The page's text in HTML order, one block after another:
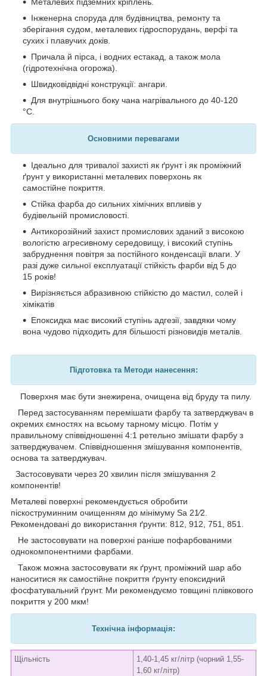
Металевих підземних кріплень.
Інженерна споруда для будівництва, ремонту та
зберігання судом, металевих гідроспорудань, верфі та
сухих і плавучих доків.
Причала й пірса, і водних естакад, а також мола
(гідротехнічна огорожа).
Швидковідвідні конструкції: ангари.
Для внутрішнього боку чана нагрівального до 40-120
°C.
Основними перевагами
Ідеально для тривалої захисті як ґрунт і як проміжний
ґрунт у використанні металевих поверхонь як
самостійне покриття.
Стійка фарба до сильних хімічних впливів у
будівельній промисловості.
Антикорозійний захист промислових зданий з високою
вологістю агресивному середовищу, і високий ступінь
забруднення повітря за постійного конденсації влаги. У
разі дуже сильної експлуатації стійкість фарби від 5 до
15 років!
Вирізняється абразивною стійкістю до мастил, солей і
хімікатів
Епоксидка має високий ступінь адгезії, завдяки чому
вона чудово підходить для більшості різновидів металів.
Підготовка та Методи нанесення:
Поверхня має бути знежирена, очищена від бруду та пилу.
Перед застосуванням перемішати фарбу та затверджувач в
окремих ємностях на всьому тарному місцю. Потім у
правильному співвідношенні 4:1 ретельно змішати фарбу з
затверджувачем. Співвідношення змішування компонентів,
основа та затверджувач.
Застосовувати через 20 хвилин після змішування 2
компонентів!
Металеві поверхні рекомендується обробити
піскоструминним очищенням до мінімуму Sa 21⁄2.
Рекомендовані до використання ґрунти: 812, 912, 751, 851.
Не застосовувати на поверхні раніше пофарбованими
однокомпонентними фарбами.
Також можна застосовувати як ґрунт, проміжний шар або
наноситися як самостійне покриття ґрунту епоксидний
фосфатувальний ґрунт. Ми рекомендуємо товщині плівкового
покриття у 200 мкм!
Технічна інформація:
Щільність
1,40-1,45 кг/літр (чорний 1,55-
1,60 кг/літр)